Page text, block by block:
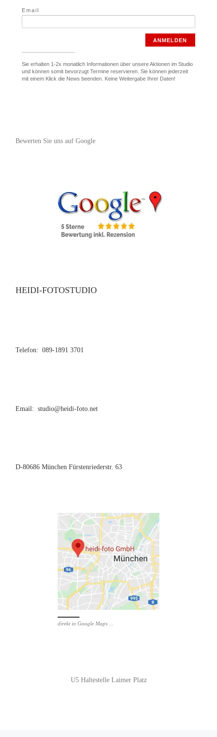
Email
ANMELDEN
Sie erhalten 1-2x monatlich Informationen über unsere Aktionen im Studio
und können somit bevorzugt Termine reservieren. Sie können jederzeit
mit einem Klick die News beenden. Keine Weitergabe Ihrer Daten!
Bewerten Sie uns auf Google
HEIDI-FOTOSTUDIO
Telefon: 089-1891 3701
Email: studio@heidi-foto.net
D-80686 München Fürstenriederstr. 63
direkt in Google Maps ...
U5 Haltestelle Laimer Platz